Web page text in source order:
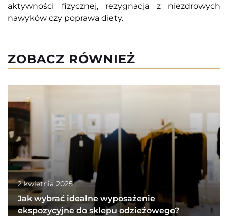
aktywności fizycznej, rezygnacja z niezdrowych
nawyków czy poprawa diety.
ZOBACZ RÓWNIEŻ
2 kwietnia 2025
Jak wybrać idealne wyposażenie
ekspozycyjne do sklepu odzieżowego?